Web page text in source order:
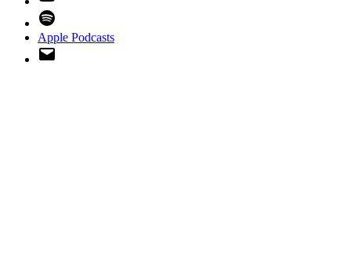
Apple Podcasts